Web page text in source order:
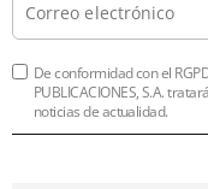
De conformidad con el
PUBLICACIONES, S.A.
noticias de actualidad.